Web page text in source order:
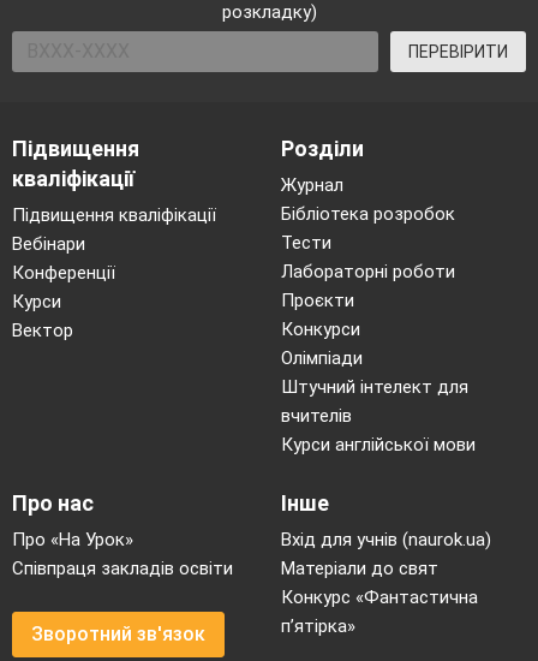
розкладку)
ПЕРЕВІРИТИ
Підвищення
кваліфікації
Підвищення кваліфікації
Вебінари
Конференції
Курси
Вектор
Розділи
Журнал
Бібліотека розробок
Тести
Лабораторні роботи
Проєкти
Конкурси
Олімпіади
Штучний інтелект для
вчителів
Курси англійської мови
Про нас
Про «На Урок»
Співпраця закладів освіти
Зворотний зв'язок
Інше
Вхід для учнів (naurok.ua)
Матеріали до свят
Конкурс «Фантастична
п’ятірка»